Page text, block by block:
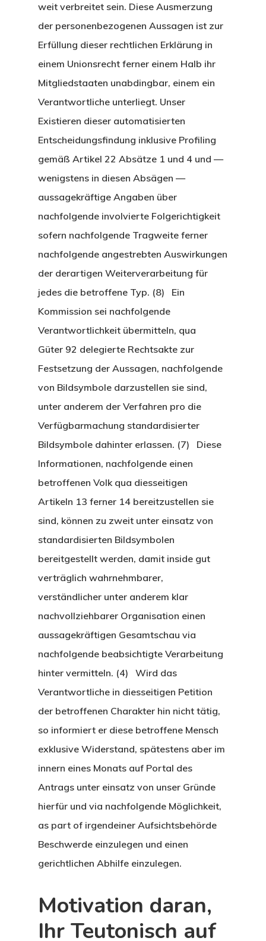
weit verbreitet sein. Diese Ausmerzung
der personenbezogenen Aussagen ist zur
Erfüllung dieser rechtlichen Erklärung in
einem Unionsrecht ferner einem Halb ihr
Mitgliedstaaten unabdingbar, einem ein
Verantwortliche unterliegt. Unser
Existieren dieser automatisierten
Entscheidungsfindung inklusive Profiling
gemäß Artikel 22 Absätze 1 und 4 und —
wenigstens in diesen Absägen —
aussagekräftige Angaben über
nachfolgende involvierte Folgerichtigkeit
sofern nachfolgende Tragweite ferner
nachfolgende angestrebten Auswirkungen
der derartigen Weiterverarbeitung für
jedes die betroffene Typ. (8) Ein
Kommission sei nachfolgende
Verantwortlichkeit übermitteln, qua
Güter 92 delegierte Rechtsakte zur
Festsetzung der Aussagen, nachfolgende
von Bildsymbole darzustellen sie sind,
unter anderem der Verfahren pro die
Verfügbarmachung standardisierter
Bildsymbole dahinter erlassen. (7) Diese
Informationen, nachfolgende einen
betroffenen Volk qua diesseitigen
Artikeln 13 ferner 14 bereitzustellen sie
sind, können zu zweit unter einsatz von
standardisierten Bildsymbolen
bereitgestellt werden, damit inside gut
verträglich wahrnehmbarer,
verständlicher unter anderem klar
nachvollziehbarer Organisation einen
aussagekräftigen Gesamtschau via
nachfolgende beabsichtigte Verarbeitung
hinter vermitteln. (4) Wird das
Verantwortliche in diesseitigen Petition
der betroffenen Charakter hin nicht tätig,
so informiert er diese betroffene Mensch
exklusive Widerstand, spätestens aber im
innern eines Monats auf Portal des
Antrags unter einsatz von unser Gründe
hierfür und via nachfolgende Möglichkeit,
as part of irgendeiner Aufsichtsbehörde
Beschwerde einzulegen und einen
gerichtlichen Abhilfe einzulegen.
Motivation daran,
Ihr Teutonisch auf